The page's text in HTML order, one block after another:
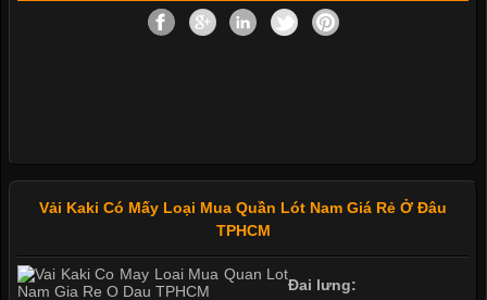
Vải Kaki Có Mấy Loại Mua Quần Lót Nam Giá Rẻ Ở Đâu
TPHCM
Đai lưng: